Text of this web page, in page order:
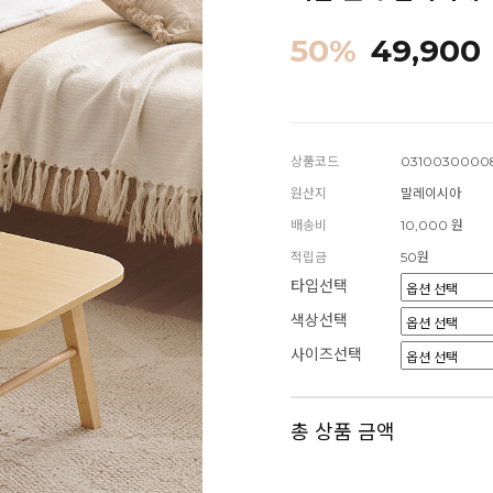
50% 49,900
상품코드
원산지
말레이시아
배송비
10,000 원
적립금
50원
타입선택
색상선택
사이즈선택
총 상품 금액